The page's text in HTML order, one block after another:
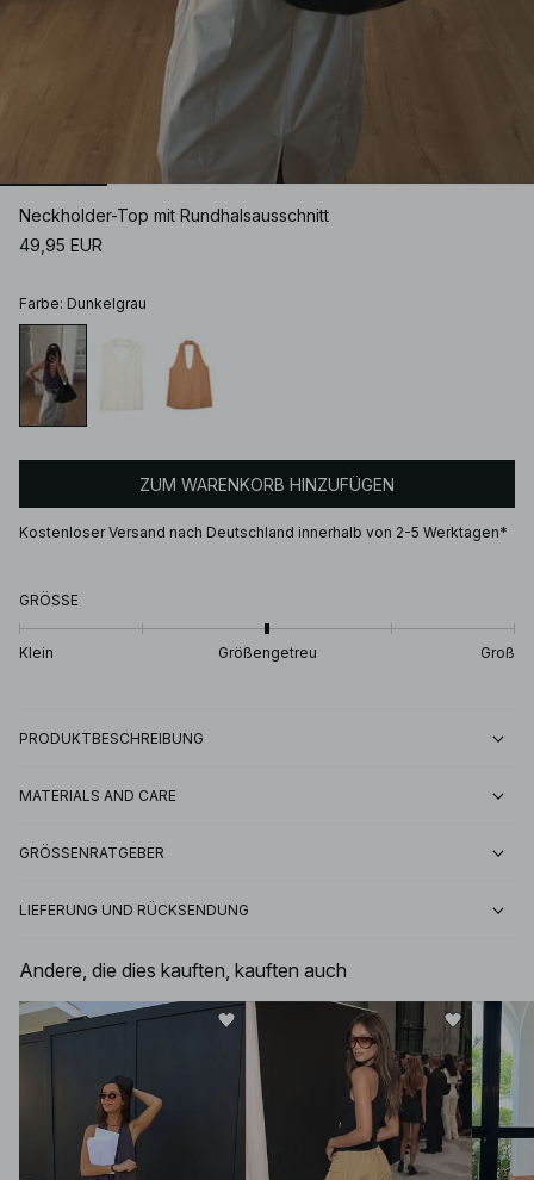
Neckholder-Top mit Rundhalsausschnitt
49,95 EUR
Farbe: Dunkelgrau
ZUM WARENKORB HINZUFÜGEN
Kostenloser Versand nach Deutschland innerhalb von 2-5 Werktagen*
GRÖSSE
Klein Größengetreu Groß
PRODUKTBESCHREIBUNG
MATERIALS AND CARE
GRÖSSENRATGEBER
LIEFERUNG UND RÜCKSENDUNG
Andere, die dies kauften, kauften auch